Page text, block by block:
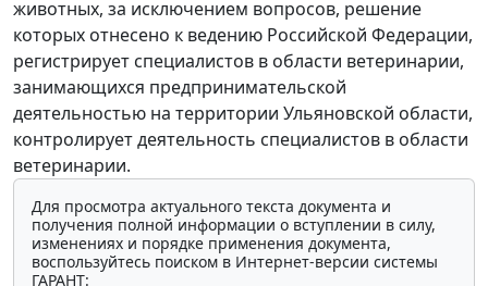
животных, за исключением вопросов, решение
которых отнесено к ведению Российской Федерации,
регистрирует специалистов в области ветеринарии,
занимающихся предпринимательской
деятельностью на территории Ульяновской области,
контролирует деятельность специалистов в области
ветеринарии.
Для просмотра актуального текста документа и
получения полной информации о вступлении в силу,
изменениях и порядке применения документа,
воспользуйтесь поиском в Интернет-версии системы
ГАРАНТ: